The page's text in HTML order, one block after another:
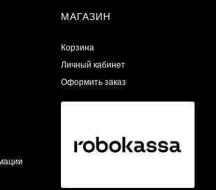
МАГАЗИН
Корзина
Личный кабинет
Оформить заказ